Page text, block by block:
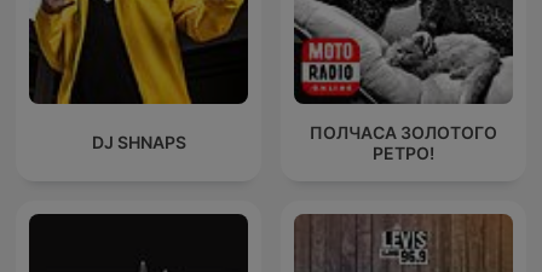
DJ SHNAPS
ПОЛЧАСА ЗОЛОТОГО
РЕТРО!